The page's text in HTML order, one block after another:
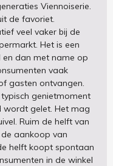
Viennoiserie.
de favoriet.
veel vaker bij de
Het is een
dan met name op
vaak
gasten ontvangen.
genietmoment
gelet. Het mag
Ruim de helft van
aankoop van
helft koopt spontaan
in de winkel